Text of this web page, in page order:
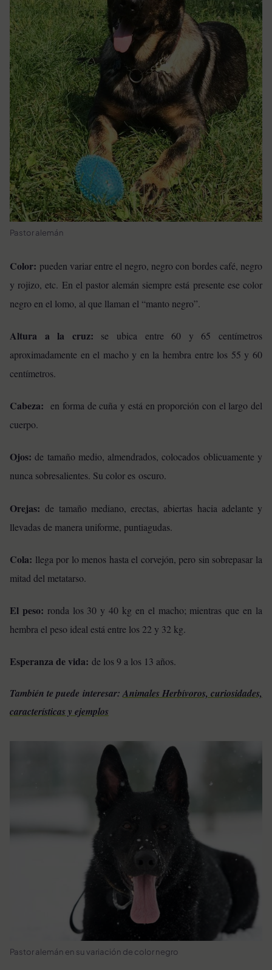
Pastor alemán
Color: pueden variar entre el negro, negro con bordes café, negro
y rojizo, etc. En el pastor alemán siempre está presente ese color
negro en el lomo, al que llaman el “manto negro”.
Altura a la cruz: se ubica entre 60 y 65 centímetros
aproximadamente en el macho y en la hembra entre los 55 y 60
centímetros.
Cabeza: en forma de cuña y está en proporción con el largo del
cuerpo.
Ojos: de tamaño medio, almendrados, colocados oblicuamente y
nunca sobresalientes. Su color es oscuro.
Orejas: de tamaño mediano, erectas, abiertas hacia adelante y
llevadas de manera uniforme, puntiagudas.
Cola: llega por lo menos hasta el corvejón, pero sin sobrepasar la
mitad del metatarso.
El peso: ronda los 30 y 40 kg en el macho; mientras que en la
hembra el peso ideal está entre los 22 y 32 kg.
Esperanza de vida: de los 9 a los 13 años.
También te puede interesar:Animales Herbívoros, curiosidades,
características y ejemplos
Pastor alemán en su variación de color negro